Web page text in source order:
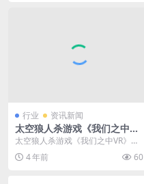
行业 资讯新闻
太空狼人杀游戏《我们之中V
R》已登陆 Steam售价37元
太空狼人杀游戏《我们之中VR》是
一场协作与背叛的派对，沉浸体验
太空船内的恐惧，现...
4 年前 60